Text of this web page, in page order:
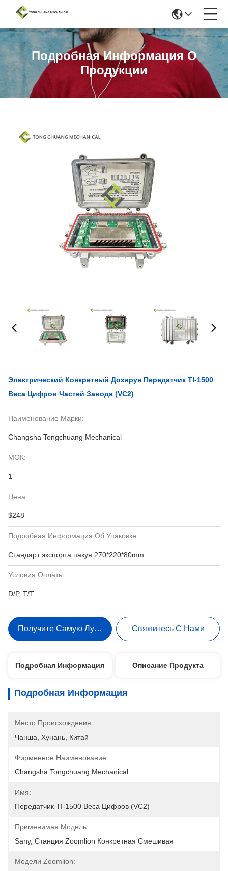
Подробная Информация О
Продукции
Электрический Конкретный Дозируя Передатчик TI-1500
Веса Цифров Частей Завода (VC2)
Наименование Марки:
Changsha Tongchuang Mechanical
МОК:
1
Цена:
$248
Подробная Информация Об Упаковке:
Стандарт экспорта пакуя 270*220*80mm
Условия Оплаты:
D/P, T/T
Получите Самую Лучшую ЦенуСвяжитесь С Нами
Подробная Информация Описание Продукта
Подробная Информация
Место Происхождения:
Чанша, Хунань, Китай
Фирменное Наименование:
Changsha Tongchuang Mechanical
Имя:
Передатчик TI-1500 Веса Цифров (VC2)
Применимая Модель:
Sany, Станция Zoomlion Конкретная Смешивая
Модели Zoomlion: